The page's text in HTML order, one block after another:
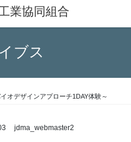
業協同組合
ブス
オデザインアプローチ1DAY体験～
jdma_webmaster2